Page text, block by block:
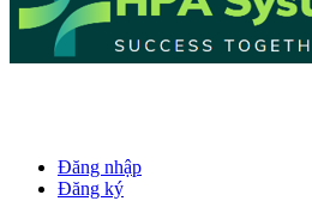
Đăng nhập
Đăng ký